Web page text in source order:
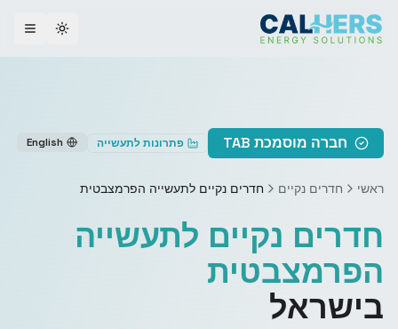
theme
חברה מוסמכת TAB פתרונות לתעשייה English
ראשי חדרים נקיים חדרים נקיים לתעשייה הפרמצבטית
חדרים נקיים לתעשייה
הפרמצבטית
בישראל